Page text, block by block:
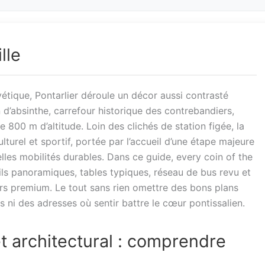
Pontarlier déroule un décor aussi contrasté
carrefour historique des contrebandiers,
800 m d’altitude. Loin des clichés de station figée, la
et sportif, portée par l’accueil d’une étape majeure
mobilités durables. Dans ce guide, every coin of the
tables typiques, réseau de bus revu et
premium. Le tout sans rien omettre des bons plans
ni des adresses où sentir battre le cœur pontissalien.
architectural : comprendre